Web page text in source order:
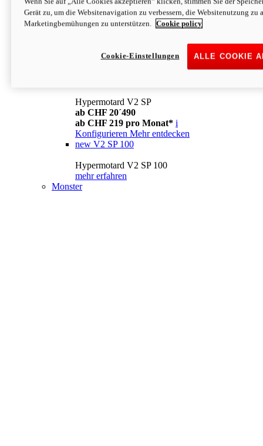
Konfigurieren Mehr entdecken
newV2
ab CHF 169 pro Monat* i
Mehr entdecken
Hypermotard V2 SP
ab CHF 20´490
ab CHF 219 pro Monat* i
Konfigurieren Mehr entdecken
new V2 SP 100
Hypermotard V2 SP 100
mehr erfahren
Monster
Gerät zu, um die Websitenavigation zu verbessern, die Websitenutzung zu
Marketingbemühungen zu unterstützen.
Cookie policy
ALLE COOKIE
Cookie-Einstellungen